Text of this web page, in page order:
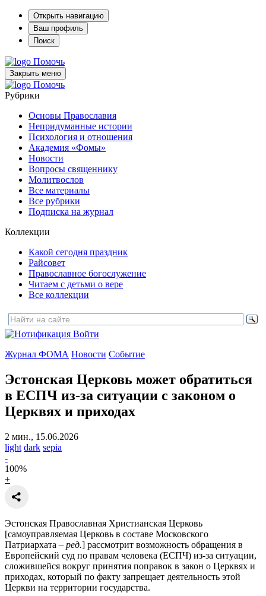
Открыть навигацию
Ваш профиль
Поиск
Помочь
Закрыть меню
Помочь
Рубрики
Основы Православия
Непридуманные истории
Психология и отношения
Академия «Фомы»
Новости
Вопросы священнику
Молитвослов
Все материалы
Все рубрики
Подписка на журнал
Коллекции
Какой сегодня праздник
Райсовет
Православное богослужение
Читаем с детьми о вере
Все коллекции
Войти
Журнал ФОМА Новости Событие
Эстонская Церковь может обратиться
в ЕСПЧ из-за ситуации с законом о
Церквях и приходах
2 мин., 15.06.2026
light dark sepia
-
100%
+
Эстонская Православная Христианская Церковь
[самоуправляемая Церковь в составе Московского
Патриархата – ред.] рассмотрит возможность обращения в
Европейский суд по правам человека (ЕСПЧ) из-за ситуации,
сложившейся вокруг принятия поправок в закон о Церквях и
приходах, который по факту запрещает деятельность этой
Церкви на территории государства.